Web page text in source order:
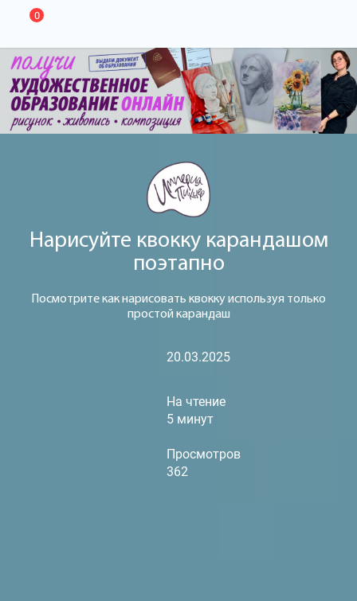
0
Нарисуйте квокку карандашом
поэтапно
Посмотрите как нарисовать квокку используя только
простой карандаш
20.03.2025
На чтение
5 минут
Просмотров
362